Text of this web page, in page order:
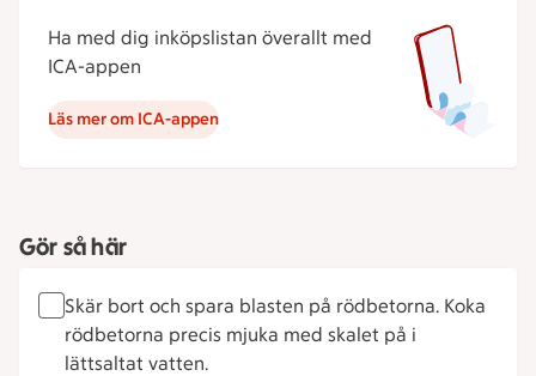
Ha med dig inköpslistan överallt med
ICA-appen
Läs mer om ICA-appen
Gör så här
Skär bort och spara blasten på rödbetorna. Koka
rödbetorna precis mjuka med skalet på i
lättsaltat vatten.